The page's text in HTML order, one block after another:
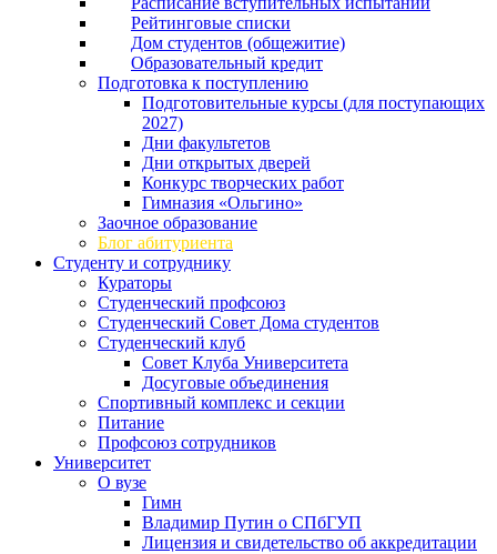
Рейтинговые списки
Дом студентов (общежитие)
Образовательный кредит
Подготовка к поступлению
Подготовительные курсы (для поступающих
2027)
Дни факультетов
Дни открытых дверей
Конкурс творческих работ
Гимназия «Ольгино»
Заочное образование
Блог абитуриента
Студенту и сотруднику
Кураторы
Студенческий профсоюз
Студенческий Совет Дома студентов
Студенческий клуб
Совет Клуба Университета
Досуговые объединения
Спортивный комплекс и секции
Питание
Профсоюз сотрудников
Университет
О вузе
Гимн
Владимир Путин о СПбГУП
Лицензия и свидетельство об аккредитации